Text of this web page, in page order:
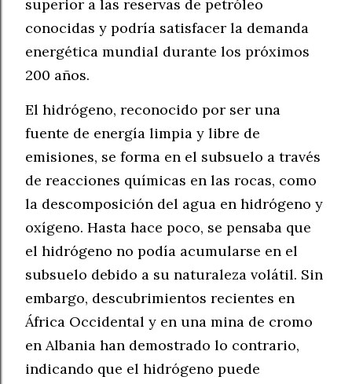
superior a las reservas de petróleo
conocidas y podría satisfacer la demanda
energética mundial durante los próximos
200 años.
El hidrógeno, reconocido por ser una
fuente de energía limpia y libre de
emisiones, se forma en el subsuelo a través
de reacciones químicas en las rocas, como
la descomposición del agua en hidrógeno y
oxígeno. Hasta hace poco, se pensaba que
el hidrógeno no podía acumularse en el
subsuelo debido a su naturaleza volátil. Sin
embargo, descubrimientos recientes en
África Occidental y en una mina de cromo
en Albania han demostrado lo contrario,
indicando que el hidrógeno puede